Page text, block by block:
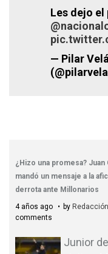
Les dejo
— Pilar
¿Hizo una promesa? Juan
mandó un mensaje a la
derrota ante Millonarios
4 años ago
by
comments
Junior